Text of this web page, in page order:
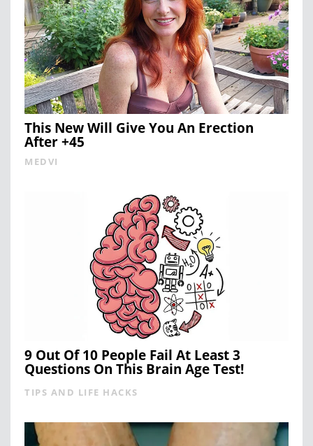
This New Will Give You An Erection
After +45
MEDVI
9 Out Of 10 People Fail At Least 3
Questions On This Brain Age Test!
TIPS AND LIFE HACKS